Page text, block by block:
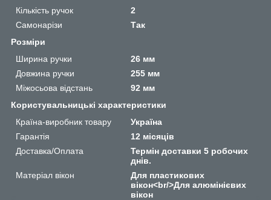
Кількість ручок
2
Самонарізи
Так
Розміри
Ширина ручки
26 мм
Довжина ручки
255 мм
Міжосьова відстань
92 мм
Користувальницькі характеристики
Країна-виробник товару
Україна
Гарантія
12 місяців
Доставка/Оплата
Термін доставки 5 робочих
днів.
Матеріал вікон
Для пластикових
вікон<br/>Для алюмінієвих
вікон